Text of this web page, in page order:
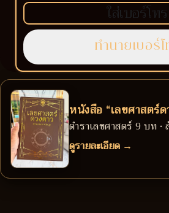
หนังสือ “เลขศาสตร์ด
ตำราเลขศาสตร์ 9 บท •
ดูรายละเอียด →